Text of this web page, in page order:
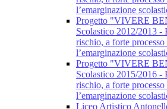
l’emarginazione
Progetto "VIVERE
Scolastico 2012/2013 -
rischio, a forte
l’emarginazione
Progetto "VIVERE
Scolastico 2015/2016 -
rischio, a forte
l’emarginazione
Liceo Artistico